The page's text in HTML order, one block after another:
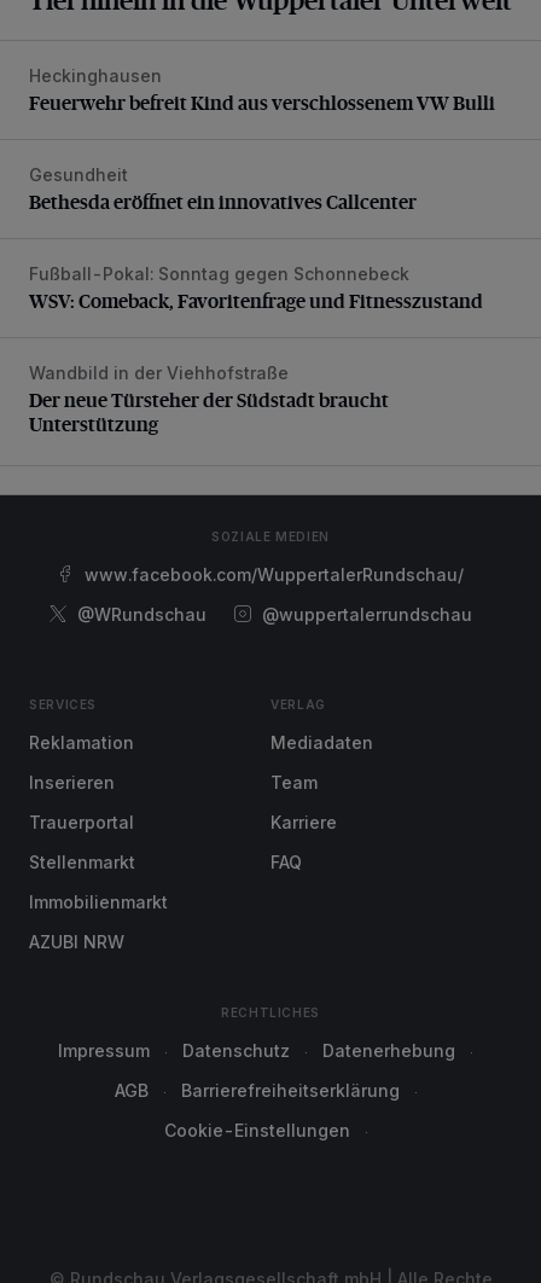
Feuerwehr befreit Kind aus verschlossenem VW Bulli
Heckinghausen
Feuerwehr befreit Kind aus verschlossenem VW Bulli
Bethesda eröffnet ein innovatives Callcenter
Gesundheit
Bethesda eröffnet ein innovatives Callcenter
WSV: Comeback, Favoritenfrage und Fitnesszustand
Fußball-Pokal: Sonntag gegen Schonnebeck
WSV: Comeback, Favoritenfrage und Fitnesszustand
Der neue Türsteher der Südstadt braucht Unterstützung
Wandbild in der Viehhofstraße
Der neue Türsteher der Südstadt braucht
Unterstützung
SOZIALE MEDIEN
www.facebook.com/WuppertalerRundschau/
@WRundschau
@wuppertalerrundschau
SERVICES
Reklamation
Inserieren
Trauerportal
Stellenmarkt
Immobilienmarkt
AZUBI NRW
VERLAG
Mediadaten
Team
Karriere
FAQ
RECHTLICHES
Impressum Datenschutz
Datenerhebung
AGB
Barrierefreiheitserklärung
Cookie-Einstellungen
© Rundschau Verlagsgesellschaft mbH | Alle Rechte